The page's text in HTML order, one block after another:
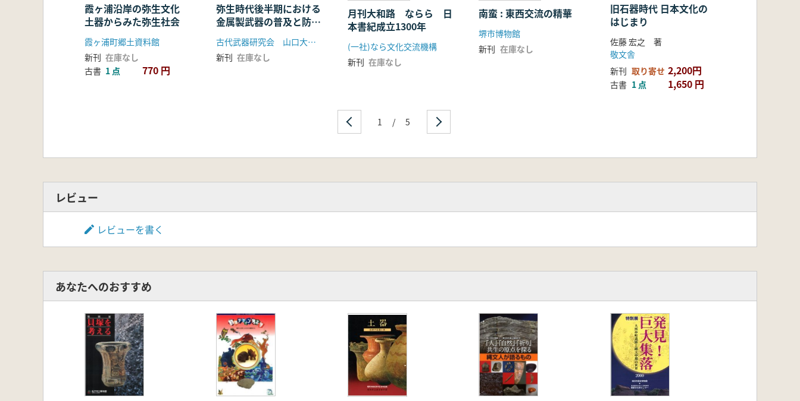
霞ヶ浦沿岸の弥生文化
土器からみた弥生社会
霞ヶ浦町郷土資料館
新刊 在庫なし
古書 1 点 770 円
弥生時代後半期における
金属製武器の普及と防御
施設
古代武器研究会 山口大学考古学研究室
新刊 在庫なし
月刊大和路 ならら 日
本書紀成立1300年
(一社)なら文化交流機構
新刊 在庫なし
南蛮 : 東西交流の精華
堺市博物館
新刊 在庫なし
旧石器時代 日本文化の
はじまり
佐藤 宏之 著
敬文舎
新刊 取り寄せ 2,200円
古書 1 点 1,650 円
1 / 5
レビュー
レビューを書く
あなたへのおすすめ